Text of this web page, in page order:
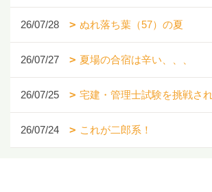
26/07/28 ぬれ落ち葉（57）の夏
26/07/27 夏場の合宿は辛い、、、
26/07/25 宅建・管理士試験を挑戦さ
26/07/24 これが二郎系！